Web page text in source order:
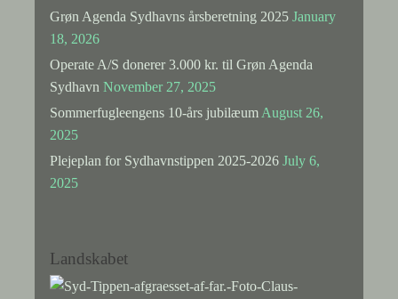
Grøn Agenda Sydhavns årsberetning 2025 January
18, 2026
Operate A/S donerer 3.000 kr. til Grøn Agenda
Sydhavn November 27, 2025
Sommerfugleengens 10-års jubilæum August 26,
2025
Plejeplan for Sydhavnstippen 2025-2026 July 6,
2025
Landskabet